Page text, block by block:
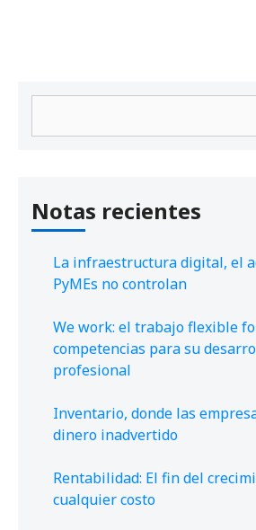
Notas recientes
La infraestructura digital, el
PyMEs no controlan
We work: el trabajo flexible
competencias para su
profesional
Inventario, donde las
dinero inadvertido
Rentabilidad: El fin del
cualquier costo